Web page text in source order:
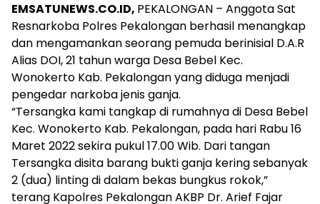
EMSATUNEWS.CO.ID, PEKALONGAN – Anggota Sat
Resnarkoba Polres Pekalongan berhasil menangkap
dan mengamankan seorang pemuda berinisial D.A.R
Alias DOI, 21 tahun warga Desa Bebel Kec.
Wonokerto Kab. Pekalongan yang diduga menjadi
pengedar narkoba jenis ganja.
“Tersangka kami tangkap di rumahnya di Desa Bebel
Kec. Wonokerto Kab. Pekalongan, pada hari Rabu 16
Maret 2022 sekira pukul 17.00 Wib. Dari tangan
Tersangka disita barang bukti ganja kering sebanyak
2 (dua) linting di dalam bekas bungkus rokok,”
terang Kapolres Pekalongan AKBP Dr. Arief Fajar